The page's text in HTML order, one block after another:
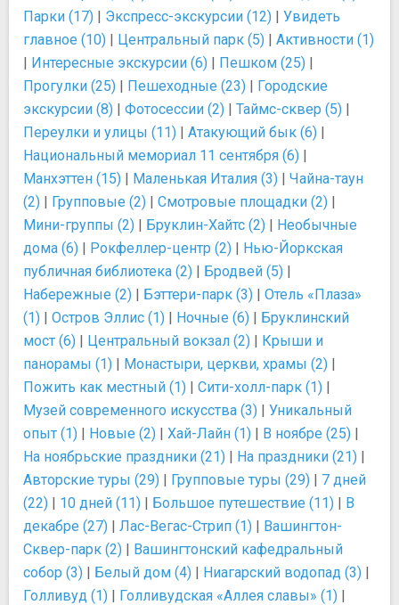
Парки (17) | Экспресс-экскурсии (12) | Увидеть
главное (10) | Центральный парк (5) | Активности (1)
| Интересные экскурсии (6) | Пешком (25) |
Прогулки (25) | Пешеходные (23) | Городские
экскурсии (8) | Фотосессии (2) | Таймс-сквер (5) |
Переулки и улицы (11) | Атакующий бык (6) |
Национальный мемориал 11 сентября (6) |
Манхэттен (15) | Маленькая Италия (3) | Чайна-таун
(2) | Групповые (2) | Смотровые площадки (2) |
Мини-группы (2) | Бруклин-Хайтс (2) | Необычные
дома (6) | Рокфеллер-центр (2) | Нью-Йоркская
публичная библиотека (2) | Бродвей (5) |
Набережные (2) | Бэттери-парк (3) | Отель «Плаза»
(1) | Остров Эллис (1) | Ночные (6) | Бруклинский
мост (6) | Центральный вокзал (2) | Крыши и
панорамы (1) | Монастыри, церкви, храмы (2) |
Пожить как местный (1) | Сити-холл-парк (1) |
Музей современного искусства (3) | Уникальный
опыт (1) | Новые (2) | Хай-Лайн (1) | В ноябре (25) |
На ноябрьские праздники (21) | На праздники (21) |
Авторские туры (29) | Групповые туры (29) | 7 дней
(22) | 10 дней (11) | Большое путешествие (11) | В
декабре (27) | Лас-Вегас-Стрип (1) | Вашингтон-
Сквер-парк (2) | Вашингтонский кафедральный
собор (3) | Белый дом (4) | Ниагарский водопад (3) |
Голливуд (1) | Голливудская «Аллея славы» (1) |